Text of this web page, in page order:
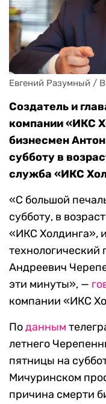
Евгений Разумный /
Создатель и
компании «ИКС
бизнесмен
субботу в
служба «ИКС
«С большой
субботу, в
«ИКС Холдинга»,
технологический
Андреевич
эти минуты», —
компании «ИКС
Поданным
летнего
пятницы на
Мичуринском
причина смерти